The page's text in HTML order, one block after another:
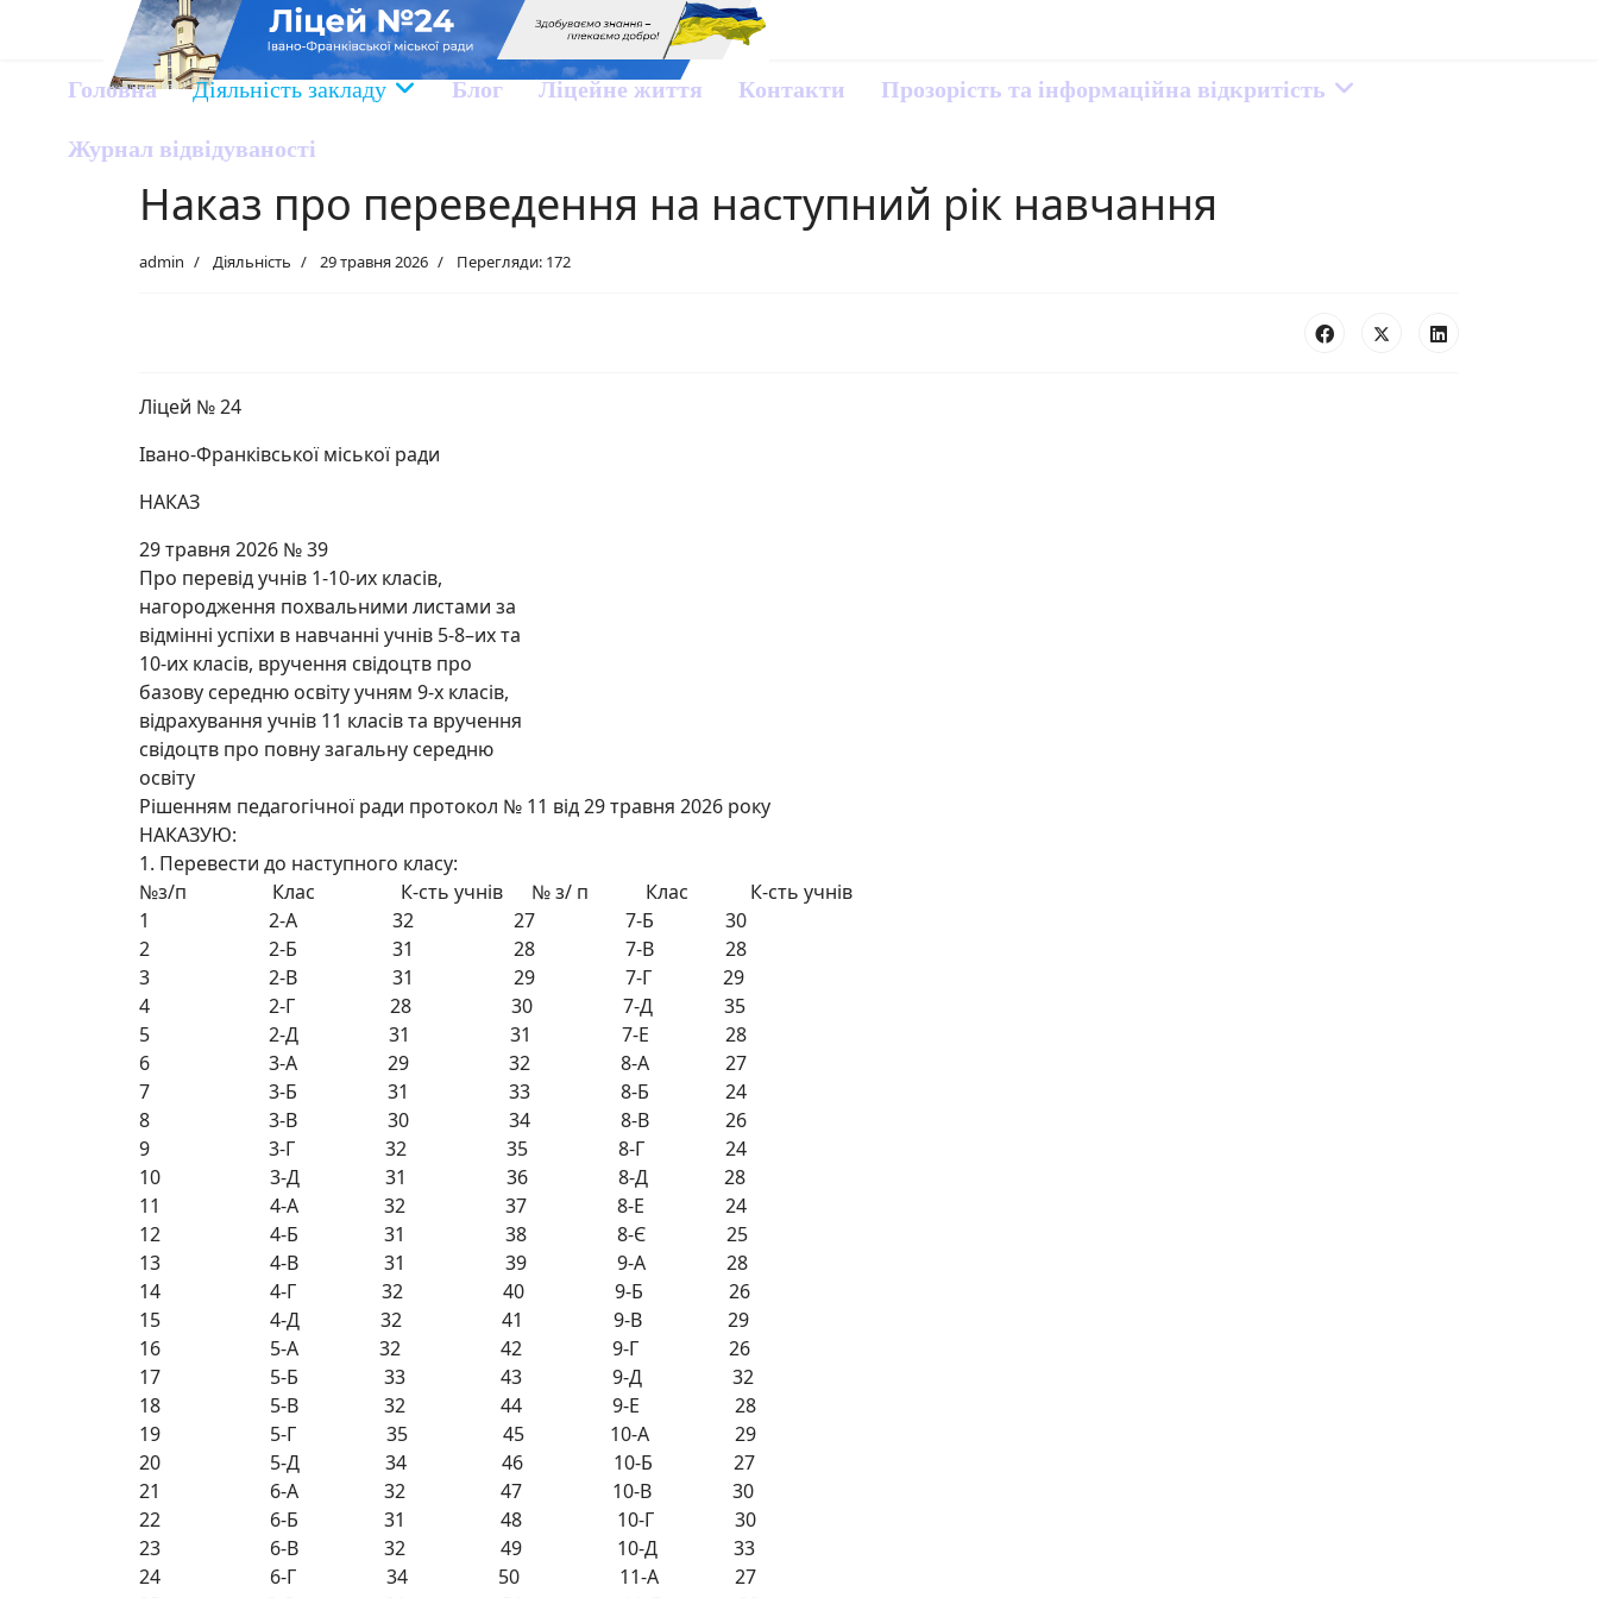
Головна Діяльність закладу Блог Ліцейне життя Контакти Прозорість та інформаційна відкритість
Журнал відвідуваності
Наказ про переведення на наступний рік навчання
admin Діяльність 29 травня 2026 Перегляди: 172
Ліцей № 24
Івано-Франківської міської ради
НАКАЗ
29 травня 2026 № 39
Про перевід учнів 1-10-их класів,
нагородження похвальними листами за
відмінні успіхи в навчанні учнів 5-8–их та
10-их класів, вручення свідоцтв про
базову середню освіту учням 9-х класів,
відрахування учнів 11 класів та вручення
свідоцтв про повну загальну середню
освіту
Рішенням педагогічної ради протокол № 11 від 29 травня 2026 року
НАКАЗУЮ:
1. Перевести до наступного класу:
№з/п Клас К-сть учнів № з/ п Клас К-сть учнів
1 2-А 32 27 7-Б 30
2 2-Б 31 28 7-В 28
3 2-В 31 29 7-Г 29
4 2-Г 28 30 7-Д 35
5 2-Д 31 31 7-Е 28
6 3-А 29 32 8-А 27
7 3-Б 31 33 8-Б 24
8 3-В 30 34 8-В 26
9 3-Г 32 35 8-Г 24
10 3-Д 31 36 8-Д 28
11 4-А 32 37 8-Е 24
12 4-Б 31 38 8-Є 25
13 4-В 31 39 9-А 28
14 4-Г 32 40 9-Б 26
15 4-Д 32 41 9-В 29
16 5-А 32 42 9-Г 26
17 5-Б 33 43 9-Д 32
18 5-В 32 44 9-Е 28
19 5-Г 35 45 10-А 29
20 5-Д 34 46 10-Б 27
21 6-А 32 47 10-В 30
22 6-Б 31 48 10-Г 30
23 6-В 32 49 10-Д 33
24 6-Г 34 50 11-А 27